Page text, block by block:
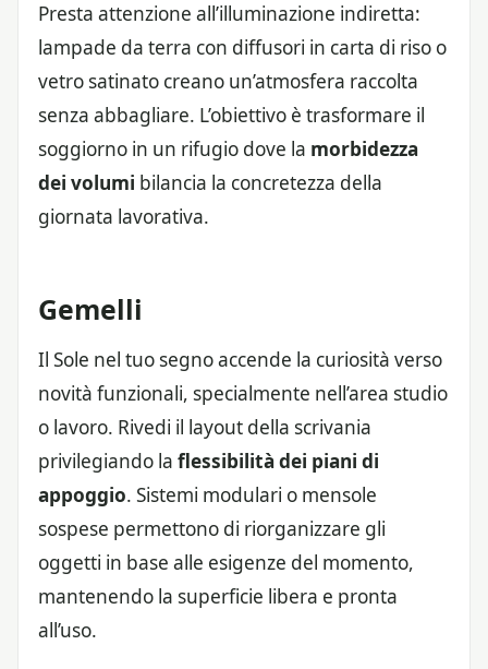
Presta attenzione all’illuminazione indiretta:
lampade da terra con diffusori in carta di riso o
vetro satinato creano un’atmosfera raccolta
senza abbagliare. L’obiettivo è trasformare il
soggiorno in un rifugio dove la morbidezza
dei volumi bilancia la concretezza della
giornata lavorativa.
Gemelli
Il Sole nel tuo segno accende la curiosità verso
novità funzionali, specialmente nell’area studio
o lavoro. Rivedi il layout della scrivania
privilegiando la flessibilità dei piani di
appoggio. Sistemi modulari o mensole
sospese permettono di riorganizzare gli
oggetti in base alle esigenze del momento,
mantenendo la superficie libera e pronta
all’uso.